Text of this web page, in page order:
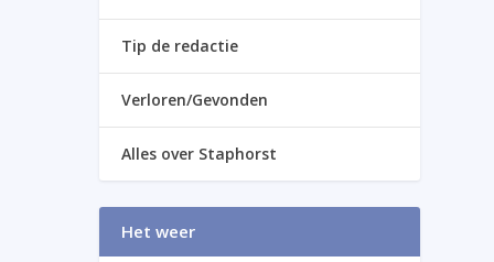
Tip de redactie
Verloren/Gevonden
Alles over Staphorst
Het weer